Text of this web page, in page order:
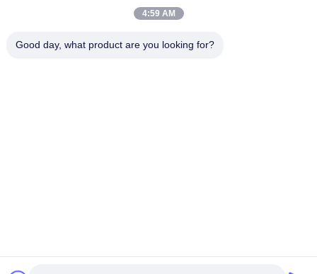
テレ
2026 Shanghai Chuanglv Catering Equipment Co., Ltd すべての
4:59 AM
Good day, what product are you looking for?